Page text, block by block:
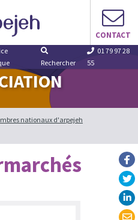
CONTACT
Rechercher
01 79 97 28
55
nationaux d'arpejeh